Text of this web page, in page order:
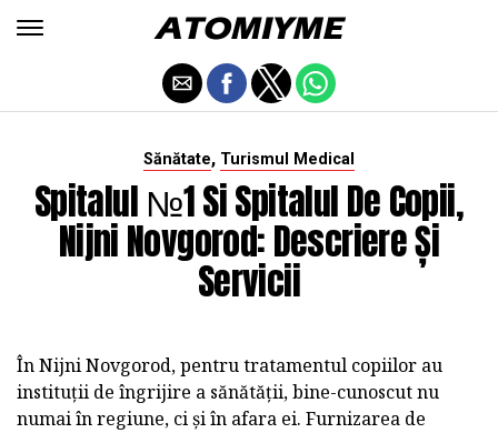
Sănătate, Turismul Medical
Spitalul №1 Si Spitalul De Copii,
Nijni Novgorod: Descriere Și
Servicii
În Nijni Novgorod, pentru tratamentul copiilor au
instituții de îngrijire a sănătății, bine-cunoscut nu
numai în regiune, ci și în afara ei. Furnizarea de